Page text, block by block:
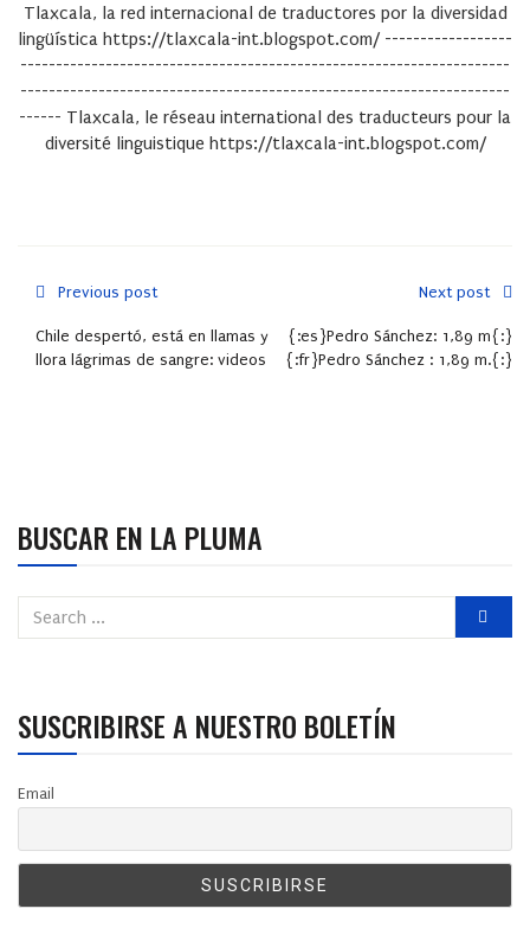
Tlaxcala, la red internacional de traductores por la diversidad
lingüística https://tlaxcala-int.blogspot.com/ ------------------
---------------------------------------------------------------------
---------------------------------------------------------------------
------ Tlaxcala, le réseau international des traducteurs pour la
diversité linguistique https://tlaxcala-int.blogspot.com/
Previous post
Chile despertó, está en llamas y
llora lágrimas de sangre: videos
Next post
{:es}Pedro Sánchez: 1,89 m{:}
{:fr}Pedro Sánchez : 1,89 m.{:}
BUSCAR EN LA PLUMA
SUSCRIBIRSE A NUESTRO BOLETÍN
Email